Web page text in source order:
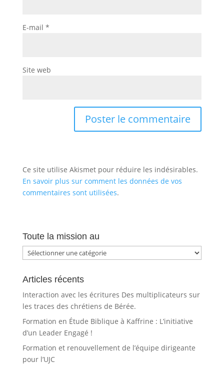
E-mail *
Site web
Ce site utilise Akismet pour réduire les indésirables.
En savoir plus sur comment les données de vos
commentaires sont utilisées.
Toute la mission au
Toute
la
mission
au
Articles récents
Interaction avec les écritures Des multiplicateurs sur
les traces des chrétiens de Bérée.
Formation en Étude Biblique à Kaffrine : L’initiative
d’un Leader Engagé !
Formation et renouvellement de l’équipe dirigeante
pour l’UJC